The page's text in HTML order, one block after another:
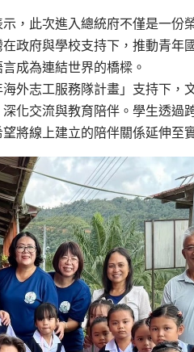
，此次進入總統府不僅是一份
政府與學校支持下 ，推動青年
成為連結世界的橋樑 。
外志工服務隊計畫」 支持下 ，
化交流與教育陪伴。學生透過
將線上建立的陪伴關係延伸至